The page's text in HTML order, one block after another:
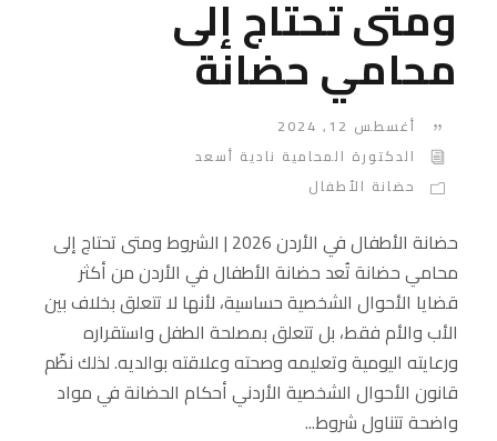
ومتى تحتاج إلى
محامي حضانة
أغسطس 12, 2024
الدكتورة المحامية نادية أسعد
حضانة الأطفال
حضانة الأطفال في الأردن 2026 | الشروط ومتى تحتاج إلى
محامي حضانة تُعد حضانة الأطفال في الأردن من أكثر
قضايا الأحوال الشخصية حساسية، لأنها لا تتعلق بخلاف بين
الأب والأم فقط، بل تتعلق بمصلحة الطفل واستقراره
ورعايته اليومية وتعليمه وصحته وعلاقته بوالديه. لذلك نظّم
قانون الأحوال الشخصية الأردني أحكام الحضانة في مواد
واضحة تتناول شروط...